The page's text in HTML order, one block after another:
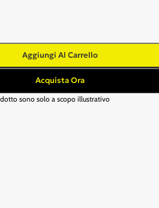
Aggiungi Al Carrello
Acquista Ora
sono solo a scopo illustrativo